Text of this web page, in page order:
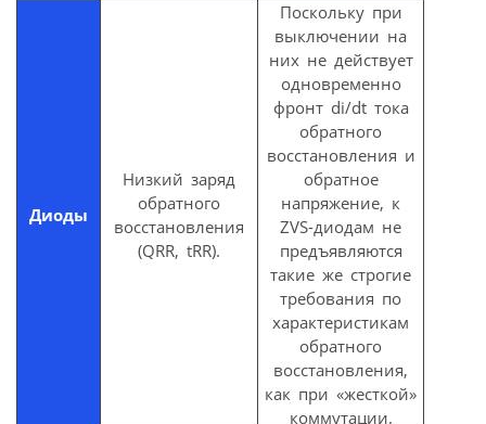
Диоды
Низкий заряд
обратного
восстановления
(QRR, tRR).
Поскольку при
выключении на
них не действует
одновременно
фронт di/dt тока
обратного
восстановления и
обратное
напряжение, к
ZVS-диодам не
предъявляются
такие же строгие
требования по
характеристикам
обратного
восстановления,
как при «жесткой»
коммутации.